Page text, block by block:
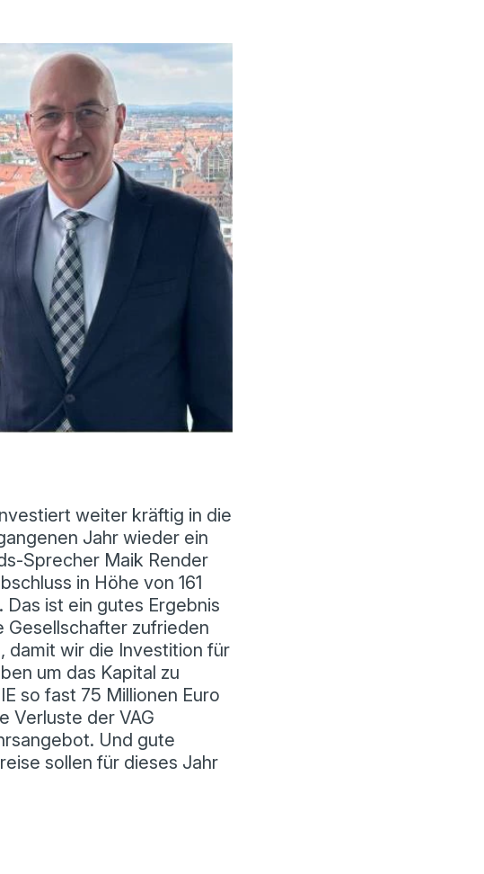
weiter kräftig in die
Jahr wieder ein
Sprecher Maik Render
in Höhe von 161
ist ein gutes Ergebnis
Gesellschafter zufrieden
damit wir die Investition für
um das Kapital zu
so fast 75 Millionen Euro
Verluste der VAG
Und gute
sollen für dieses Jahr